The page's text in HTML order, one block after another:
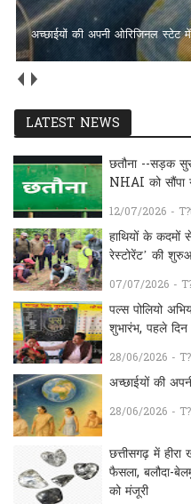
छत्तीसगढ़ में हीरा खनन की तैयारी
बेलमुंडी डायमंड ब्लॉक में बड़े व्यास
LATEST NEWS
छतौना --सड़क
NHAI को सौंपा
12/07/2026 -
हाथियों के कदमों
रेस्टोरेंट’ की
07/07/2026 -
पल्स पोलियो
शुभारंभ, पहले दिन
28/06/2026 -
अच्छाईयों की
28/06/2026 -
छत्तीसगढ़ में
फैसला, बलौदा-
को मंजूरी